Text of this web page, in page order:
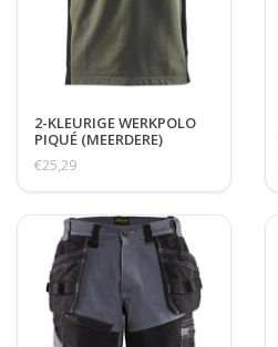
2-KLEURIGE WERKPOLO
PIQUÉ (MEERDERE)
€25,29